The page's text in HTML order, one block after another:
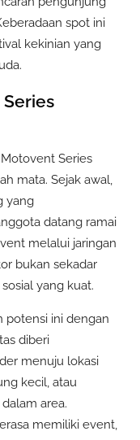
spot ini
kekinian yang
Series
mata. Sejak awal,
yang
datang ramai
melalui jaringan
bukan sekadar
yang kuat.
potensi ini dengan
diberi
menuju lokasi
kecil, atau
area.
memiliki event,